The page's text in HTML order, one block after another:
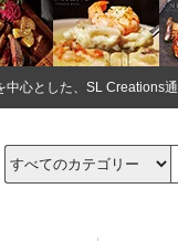
心とした、SL Creations